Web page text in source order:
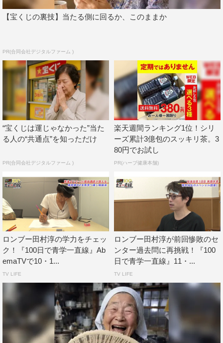
ら」（18歳・男性）、「チャラいから」（17歳・男
性）、「勉強時間の確保ができなくて、偏差値30台では厳
かなくていいし。受験生なめてる」（17歳・女性）、「偏
差値を30上げるのはかなり難しい。15上げるのでもなか
なか」（18歳・男性）、「それで合格できるなら浪人なん
てしないと思います」（17歳・女性）などと、辛らつな意
見が挙がった。
しかし一方で、47％の学生は「合格できる」と回答。
「芸能人の底力はヤベエ～」（17歳・男性）、「いろんな
修羅場を乗り越え、全てを手に入れた男だから強そう」
ンシャルの高さを評価する意見や、「全力でやれば結果は
必ずついてくるとよく聞くから」（17歳・男性）「全ての
時間を勉強に使えば」（17歳・男性）と、田村のこれから
の努力に期待する声も挙がった。
「大学受験が決まってからお酒をやめて、朝型の生活に
変わりました。朝の8時に起きて勉強しております」と、
生活スタイルを変え、受験勉強に勤しんでいる田村。本当
に100日で青山学院大学に合格することができるのか、そ
の一部始終を番組でチェックしよう。
AbemaTV『偏差値32の田村淳が100日で青学一直線～学
歴リベンジ～』
【宝くじの裏技】当たる側に回るか、このままか
PR(合同会社デジタルファーム )
“宝くじは運じゃなかった”当た
る人の“共通点”を知っただけ
PR(合同会社デジタルファーム )
楽天週間ランキング1位！シリ
ーズ累計3億包のスッキリ茶。3
80円でお試し
PR(ハーブ健康本舗)
ロンブー田村淳の学力をチェッ
ク！『100日で青学一直線』Ab
emaTVで10・1...
TV LIFE
ロンブー田村淳が前回惨敗のセ
ンター過去問に再挑戦！『100
日で青学一直線』11・...
TV LIFE